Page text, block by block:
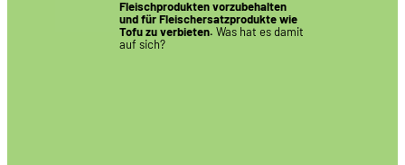
Fleischprodukten vorzubehalten
und für Fleischersatzprodukte wie
Tofu zu verbieten. Was hat es damit
auf sich?